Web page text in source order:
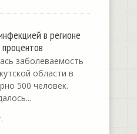
в регионе
заболеваемость
области в
500 человек.